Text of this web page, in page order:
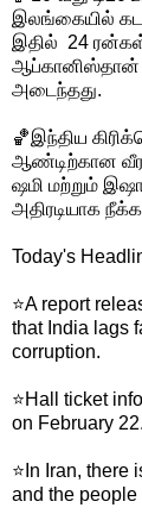
இலங்கையில்
இதில் 24
ஆப்கானிஸ்தான்
அடைந்தது.
🏀இந்திய
ஆண்டிற்கான
ஷமி மற்றும்
அதிரடியாக
Today's
⭐A report
that India lags
corruption.
⭐Hall ticket
on February 22.
⭐In Iran, there
and the